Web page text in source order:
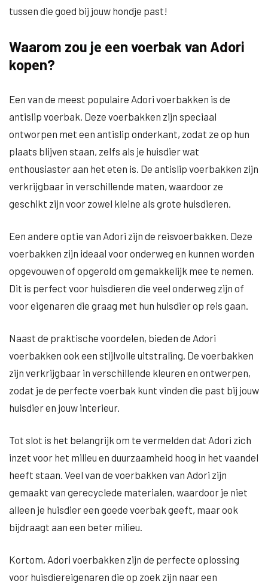
tussen die goed bij jouw hondje past!
Waarom zou je een voerbak van Adori
kopen?
Een van de meest populaire Adori voerbakken is de
antislip voerbak. Deze voerbakken zijn speciaal
ontworpen met een antislip onderkant, zodat ze op hun
plaats blijven staan, zelfs als je huisdier wat
enthousiaster aan het eten is. De antislip voerbakken zijn
verkrijgbaar in verschillende maten, waardoor ze
geschikt zijn voor zowel kleine als grote huisdieren.
Een andere optie van Adori zijn de reisvoerbakken. Deze
voerbakken zijn ideaal voor onderweg en kunnen worden
opgevouwen of opgerold om gemakkelijk mee te nemen.
Dit is perfect voor huisdieren die veel onderweg zijn of
voor eigenaren die graag met hun huisdier op reis gaan.
Naast de praktische voordelen, bieden de Adori
voerbakken ook een stijlvolle uitstraling. De voerbakken
zijn verkrijgbaar in verschillende kleuren en ontwerpen,
zodat je de perfecte voerbak kunt vinden die past bij jouw
huisdier en jouw interieur.
Tot slot is het belangrijk om te vermelden dat Adori zich
inzet voor het milieu en duurzaamheid hoog in het vaandel
heeft staan. Veel van de voerbakken van Adori zijn
gemaakt van gerecyclede materialen, waardoor je niet
alleen je huisdier een goede voerbak geeft, maar ook
bijdraagt aan een beter milieu.
Kortom, Adori voerbakken zijn de perfecte oplossing
voor huisdiereigenaren die op zoek zijn naar een